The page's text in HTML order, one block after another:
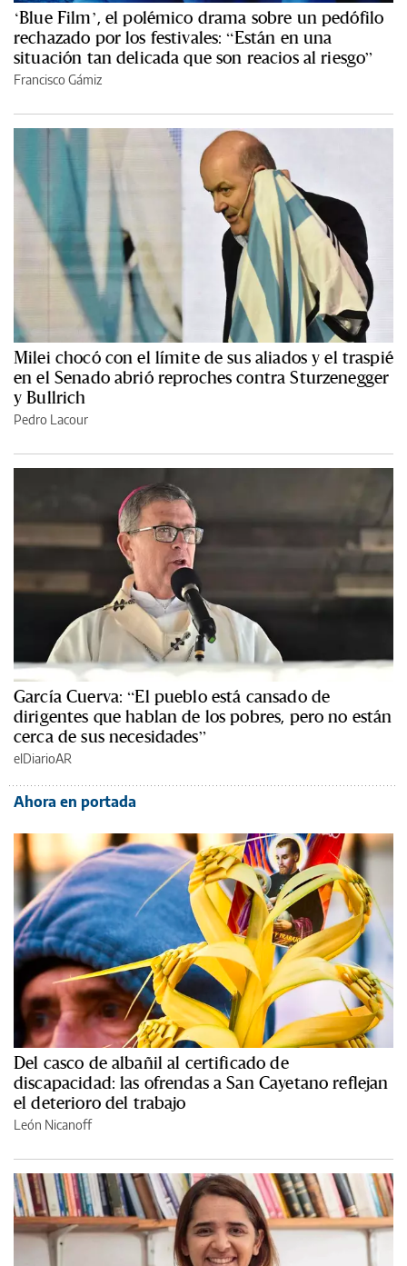
‘Blue Film’, el polémico drama sobre un pedófilo
rechazado por los festivales: “Están en una
situación tan delicada que son reacios al riesgo”
Francisco Gámiz
Milei chocó con el límite de sus aliados y el traspié
en el Senado abrió reproches contra Sturzenegger
y Bullrich
Pedro Lacour
García Cuerva: “El pueblo está cansado de
dirigentes que hablan de los pobres, pero no están
cerca de sus necesidades”
elDiarioAR
Ahora en portada
Del casco de albañil al certificado de
discapacidad: las ofrendas a San Cayetano reflejan
el deterioro del trabajo
León Nicanoff